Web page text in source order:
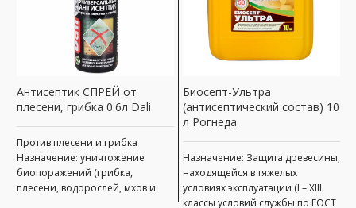
Антисептик СПРЕЙ от
плесени, грибка 0.6л Dali
Против плесени и грибка
Назначение: уничтожение
биопоражений (грибка,
плесени, водорослей, мхов и
Биосепт-Ультра
(антисептический состав) 10
л Рогнеда
Назначение: Защита древесины,
находящейся в тяжелых
условиях эксплуатации (I – ХIII
классы условий службы по ГОСТ